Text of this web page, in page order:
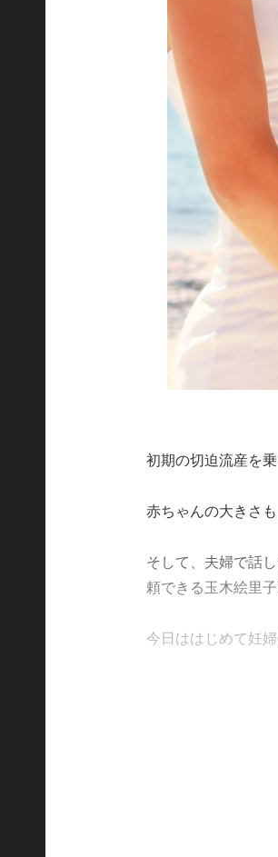
初期の切迫流産を
赤ちゃんの大きさ
そして、夫婦で話
頼できる玉木絵里
今日ははじめて妊